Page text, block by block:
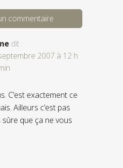
commentaire
dit :
2007 à 12 h
C’est exactement ce
Ailleurs c’est pas
que ça ne vous